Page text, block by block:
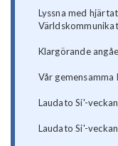
Lyssna med
Klargörande
Vår
Laudato Si'-
Laudato Si'-